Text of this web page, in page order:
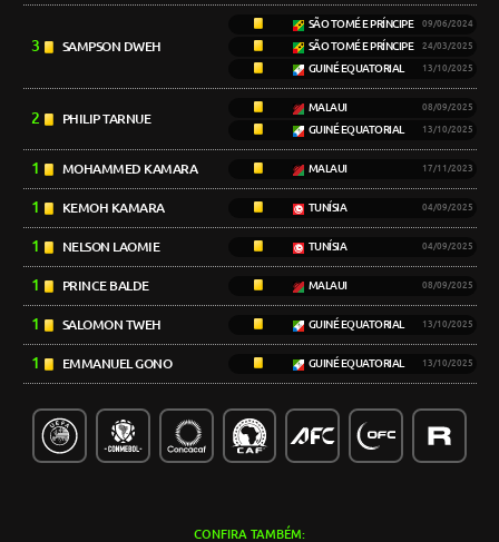
3 SAMPSON DWEH
SÃO TOMÉ E PRÍNCIPE 09/06/2024
SÃO TOMÉ E PRÍNCIPE 24/03/2025
GUINÉ EQUATORIAL 13/10/2025
2 PHILIP TARNUE
MALAUI 08/09/2025
GUINÉ EQUATORIAL 13/10/2025
1 MOHAMMED KAMARA MALAUI 17/11/2023
1 KEMOH KAMARA TUNÍSIA 04/09/2025
1 NELSON LAOMIE TUNÍSIA 04/09/2025
1 PRINCE BALDE MALAUI 08/09/2025
1 SALOMON TWEH GUINÉ EQUATORIAL 13/10/2025
1 EMMANUEL GONO GUINÉ EQUATORIAL 13/10/2025
CONFIRA TAMBÉM: